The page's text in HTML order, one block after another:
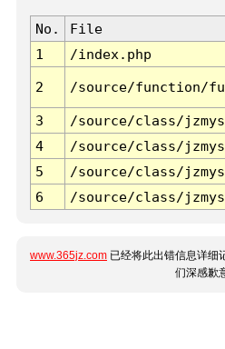
No. File
1
/index.php
2 /source/function/
3 /source/class/
4
/source/class/
5
/source/class/
6
/source/class/
www.365jz.com 已经将此出错信息详细
们深感歉